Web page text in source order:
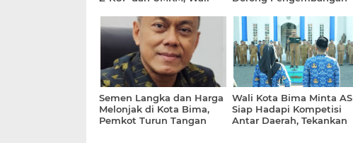
Kesejahteraan Masyarakat
Semen Langka dan Harga
Melonjak di Kota Bima,
Pemkot Turun Tangan
Wali Kota Bima Minta
Siap Hadapi Kompetisi
Antar Daerah, Tekankan